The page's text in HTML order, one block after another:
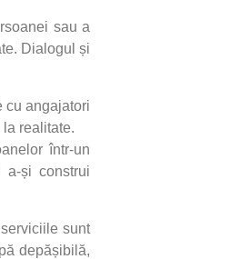
sau a
Dialogul și
cu angajatori
realitate.
într-un
și construi
sunt
depășibilă,